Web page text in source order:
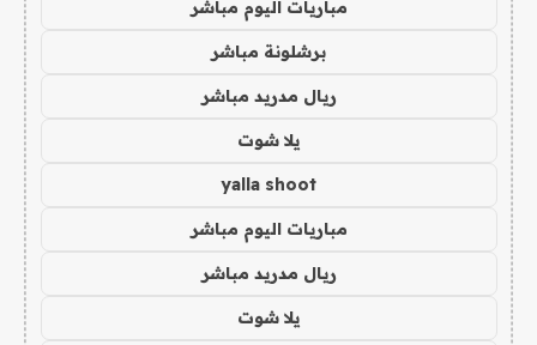
مباريات اليوم مباشر
برشلونة مباشر
ريال مدريد مباشر
يلا شوت
yalla shoot
مباريات اليوم مباشر
ريال مدريد مباشر
يلا شوت